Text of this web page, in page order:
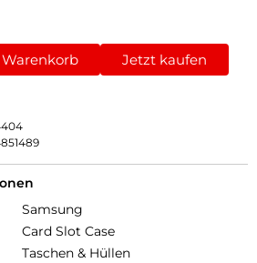
Jetzt kaufen
Samsung
Card Slot Case
Taschen & Hüllen